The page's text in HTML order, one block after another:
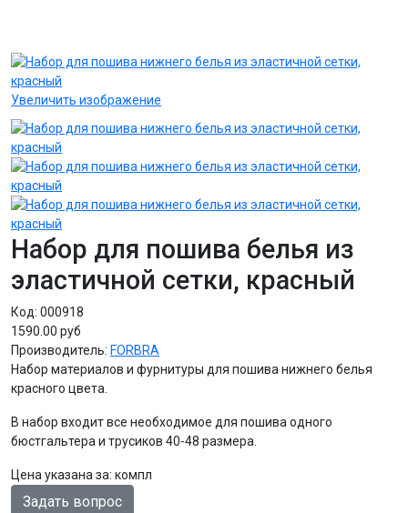
Увеличить изображение
Набор для пошива белья из
эластичной сетки, красный
Код: 000918
1590.00 руб
Производитель: FORBRA
Набор материалов и фурнитуры для пошива нижнего белья
красного цвета.
В набор входит все необходимое для пошива одного
бюстгальтера и трусиков 40-48 размера.
Цена указана за: компл
Задать вопрос